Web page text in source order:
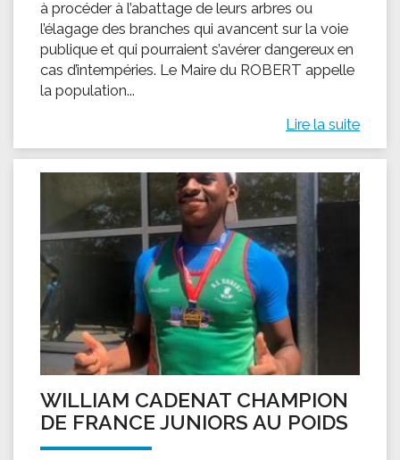
à procéder à l’abattage de leurs arbres ou
l’élagage des branches qui avancent sur la voie
publique et qui pourraient s’avérer dangereux en
cas d’intempéries. Le Maire du ROBERT appelle
la population...
Lire la suite
WILLIAM CADENAT CHAMPION
DE FRANCE JUNIORS AU POIDS